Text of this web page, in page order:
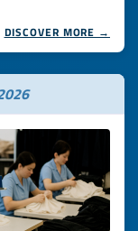
DISCOVER MORE →